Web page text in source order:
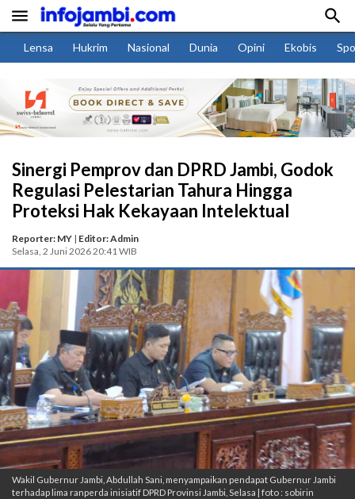
 
Lensa Hukrim Nasional Dunia Opini Ekobis
Sinergi Pemprov dan DPRD Jambi, Godok
Regulasi Pelestarian Tahura Hingga
Proteksi Hak Kekayaan Intelektual
Reporter: MY | Editor: Admin
Selasa, 2 Juni 2026 20:41 WIB
Wakil Gubernur Jambi, Abdullah Sani, menyampaikan pendapat Gubernur Jambi
terhadap lima ranperda inisiatif DPRD Provinsi Jambi, Selasa | foto : sobirin